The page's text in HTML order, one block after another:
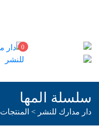
0
سلسلة المها
دار مدارك للنشر > المنتجات